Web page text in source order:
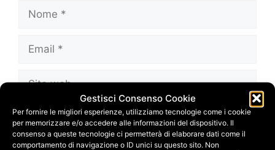
Gestisci Consenso Cookie
Per fornire le migliori esperienze, utilizziamo tecnologie come i cookie
per memorizzare e/o accedere alle informazioni del dispositivo. Il
consenso a queste tecnologie ci permetterà di elaborare dati come il
comportamento di navigazione o ID unici su questo sito. Non
Nome
Email
Sito
Salva il mio nome, email e sito web in questo
browser per la prossima volta che
commento.